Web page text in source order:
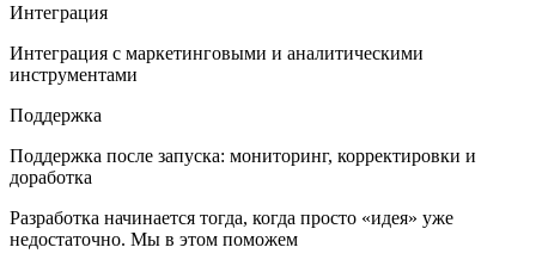
Интеграция
Интеграция с маркетинговыми и аналитическими
инструментами
Поддержка
Поддержка после запуска: мониторинг, корректировки и
доработка
Разработка начинается тогда, когда просто «идея» уже
недостаточно. Мы в этом поможем